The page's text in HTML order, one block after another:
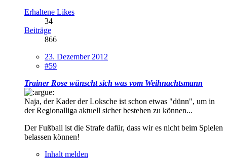
Erhaltene Likes
34
Beiträge
866
23. Dezember 2012
#59
Trainer Rose wünscht sich was vom Weihnachtsmann
Naja, der Kader der Loksche ist schon etwas "dünn", um in
der Regionalliga aktuell sicher bestehen zu können...
Der Fußball ist die Strafe dafür, dass wir es nicht beim Spielen
belassen können!
Inhalt melden